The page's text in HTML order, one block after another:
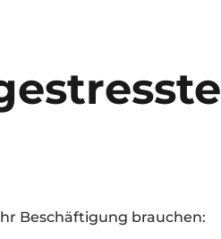
Beschäftigung brauchen: